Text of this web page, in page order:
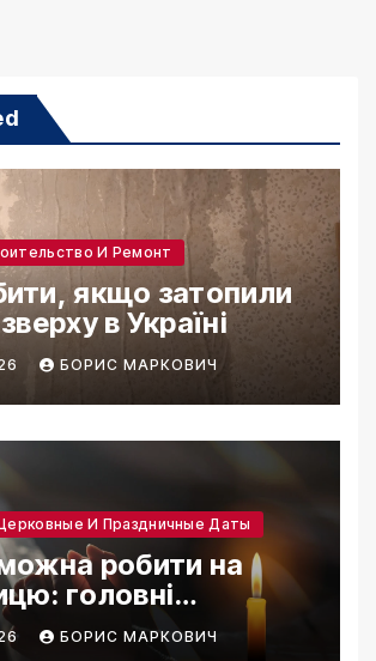
И Ремонт
якщо затопили
в Україні
БОРИС МАРКОВИЧ
И Праздничные Даты
робити на
головні
дня
БОРИС МАРКОВИЧ